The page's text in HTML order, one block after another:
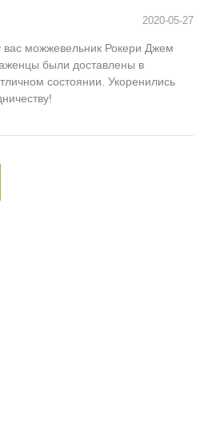
2020-05-27
можжевельник Рокери Джем
были доставлены в
состоянии. Укоренились